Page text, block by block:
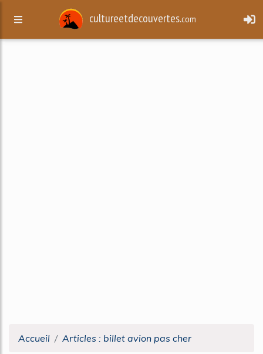
cultureetdecouvertes.com
Accueil Articles : billet avion pas cher